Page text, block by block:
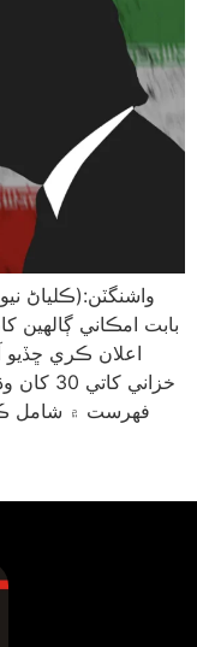
واشنگٽن:(ڪلياڻ
بابت امڪاني ڳالهين
اعلان ڪري ڇڏيو
خزاني
فهرست ۾ شامل